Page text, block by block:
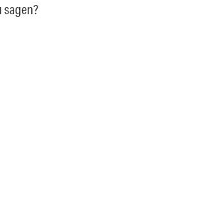
sagen?